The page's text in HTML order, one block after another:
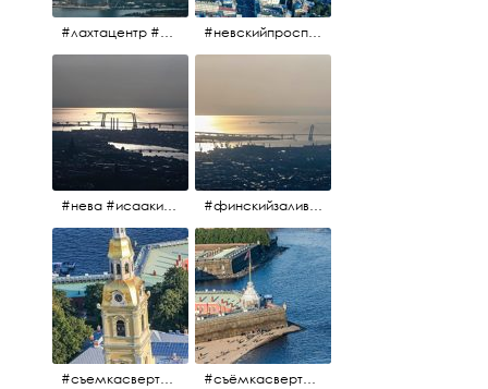
#лахтацентр #лахта #башнягазпром #газпром #башня #небоскрёбпитера #небоскрёб #финскийзалив #санктпетербург #невскийпроспект #центргорода #санктпетербург #осень2017 #когдапаришьнадгородом
#нева #исаакий #исаакиевскийсобор #нева #васильевскийостров #адмиралтейскийрайон #финскийзалив #дворцовыймост #небонадпитером #осень2017 #финскийзалив #маркизовалужа #нева
#съемкасвертолета #вертолёт #съёмкасвертолёта #петропавловскаякрепость #заячийостров #санктпетербург #съёмкасвертолёта #питер #петропавловскаякрепость #нева #осень2017